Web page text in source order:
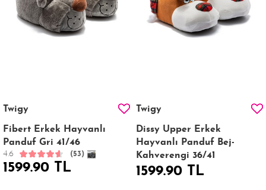
Twigy
Fibert Erkek Hayvanlı
Panduf Gri 41/46
4.6 (53)
1599.90 TL
Twigy
Dissy Upper Erkek
Hayvanlı Panduf Bej-
Kahverengi 36/41
1599.90 TL